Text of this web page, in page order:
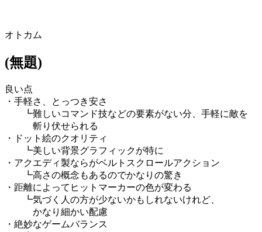
オトカム
(無題)
良い点
・手軽さ、とっつき安さ
┗難しいコマンド技などの要素がない分、手軽に敵を
斬り伏せられる
・ドット絵のクオリティ
┗美しい背景グラフィックが特に
・アクエディ製ならがベルトスクロールアクション
┗高さの概念もあるのでかなりの驚き
・距離によってヒットマーカーの色が変わる
┗気づく人の方が少ないかもしれないけれど、
かなり細かい配慮
・絶妙なゲームバランス